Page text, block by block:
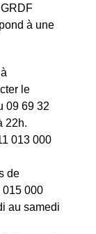
à une
le
09 69 32
22h.
013 000
de
015 000
au samedi